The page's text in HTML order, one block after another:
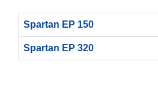
Spartan EP 150
Spartan EP 320